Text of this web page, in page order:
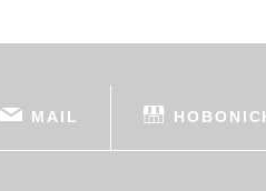
MAIL